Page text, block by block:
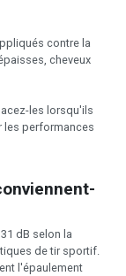
contre la
cheveux
les lorsqu'ils
les performances
dB selon la
de tir sportif.
l'épaulement